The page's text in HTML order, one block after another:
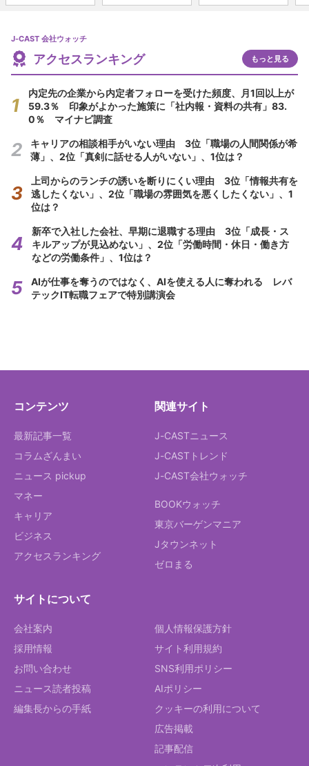
J-CAST 会社ウォッチ
アクセスランキング もっと見る
内定先の企業から内定者フォローを受けた頻度、月1回以上が
59.3％ 印象がよかった施策に「社内報・資料の共有」83.
0％ マイナビ調査
キャリアの相談相手がいない理由 3位「職場の人間関係が希
薄」、2位「真剣に話せる人がいない」、1位は？
上司からのランチの誘いを断りにくい理由 3位「情報共有を
逃したくない」、2位「職場の雰囲気を悪くしたくない」、1
位は？
新卒で入社した会社、早期に退職する理由 3位「成長・ス
キルアップが見込めない」、2位「労働時間・休日・働き方
などの労働条件」、1位は？
AIが仕事を奪うのではなく、AIを使える人に奪われる レバ
テックIT転職フェアで特別講演会
コンテンツ
最新記事一覧
コラムざんまい
ニュース pickup
マネー
キャリア
ビジネス
アクセスランキング
関連サイト
J-CASTニュース
J-CASTトレンド
J-CAST会社ウォッチ
BOOKウォッチ
東京バーゲンマニア
Jタウンネット
ゼロまる
サイトについて
会社案内
採用情報
お問い合わせ
ニュース読者投稿
編集長からの手紙
個人情報保護方針
サイト利用規約
SNS利用ポリシー
AIポリシー
クッキーの利用について
広告掲載
記事配信